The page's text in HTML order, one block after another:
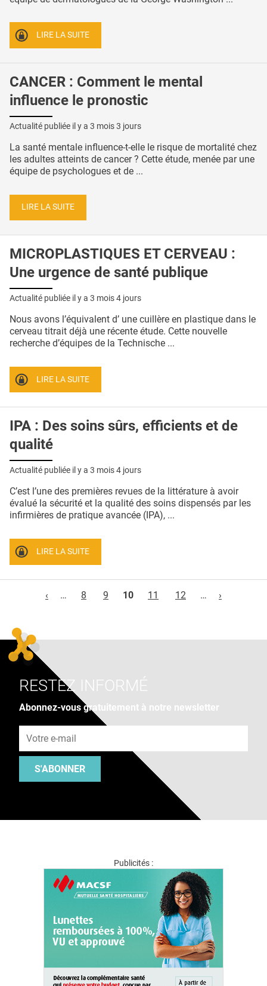
LIRE LA SUITE
CANCER : Comment le mental
influence le pronostic
Actualité publiée il y a 3 mois 3 jours
La santé mentale influence-t-elle le risque de mortalité chez
les adultes atteints de cancer ? Cette étude, menée par une
équipe de psychologues et de ...
LIRE LA SUITE
MICROPLASTIQUES ET CERVEAU :
Une urgence de santé publique
Actualité publiée il y a 3 mois 4 jours
Nous avons l’équivalent d’ une cuillère en plastique dans le
cerveau titrait déjà une récente étude. Cette nouvelle
recherche d’équipes de la Technische ...
LIRE LA SUITE
IPA : Des soins sûrs, efficients et de
qualité
Actualité publiée il y a 3 mois 4 jours
C’est l’une des premières revues de la littérature à avoir
évalué la sécurité et la qualité des soins dispensés par les
infirmières de pratique avancée (IPA), ...
LIRE LA SUITE
‹
… 8 9 10 11 12 … ›
RESTEZ INFORMÉ
Abonnez-vous gratuitement à notre newsletter
S'ABONNER
Publicités :